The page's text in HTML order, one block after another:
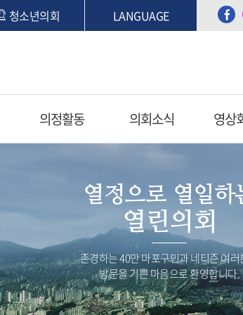
청소년의회 LANGUAGE
의정활동 의회소식 영상
열정으로 열일하
열린의회
존경하는 40만 마포구민과 네티즌 여러
방문을 기쁜 마음으로 환영합니다.